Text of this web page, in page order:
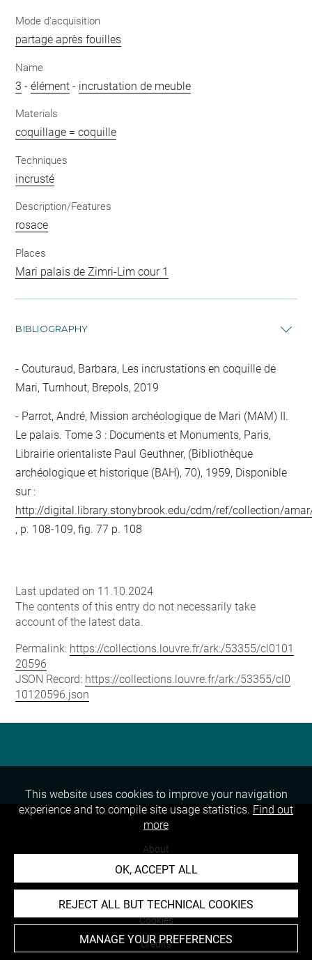
Mode d'acquisition
partage après fouilles
Name
3 -élément - incrustation de meuble
Materials
coquillage = coquille
Techniques
incrusté
Description/Features
rosace
Places
Mari palais de Zimri-Lim cour 1
BIBLIOGRAPHY
Couturaud, Barbara, Les incrustations en coquille de
Mari, Turnhout, Brepols, 2019
Parrot, André, Mission archéologique de Mari (MAM) II.
Le palais. Tome 3 : Documents et Monuments, Paris,
Librairie orientaliste Paul Geuthner, (Bibliothèque
archéologique et historique (BAH), 70), 1959, Disponible
sur :
http://digital.library.stonybrook.edu/cdm/ref/collection/
, p. 108-109, fig. 77 p. 108
Last updated on 11.10.2024
The contents of this entry do not necessarily take
account of the latest data.
Permalink: https://collections.louvre.fr/ark:/53355/cl0101
20596
JSON Record: https://collections.louvre.fr/ark:/53355/cl0
10120596.json
About
Contact Us
Cookies
Credits
This website uses cookies to improve your navigation
experience and to compile site usage statistics. Find out
more
OK, ACCEPT ALL
REJECT ALL BUT TECHNICAL COOKIES
MANAGE YOUR PREFERENCES